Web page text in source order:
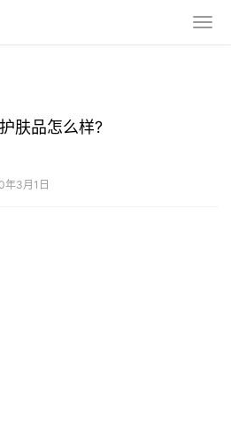
肤品怎么样?
年3月1日